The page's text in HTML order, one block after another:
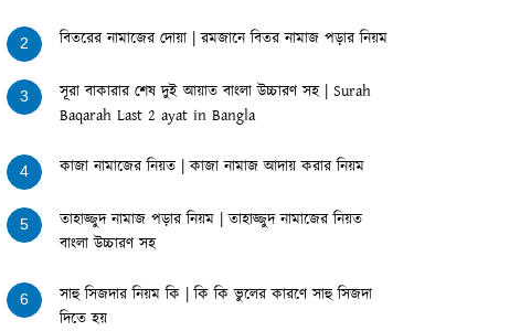
2 বিতরের নামাজের দোয়া | রমজানে বিতর নামাজ পড়ার নিয়ম
3
সূরা বাকারার শেষ দুই আয়াত বাংলা উচ্চারণ সহ | Surah
Baqarah Last 2 ayat in Bangla
4 কাজা নামাজের নিয়ত | কাজা নামাজ আদায় করার নিয়ম
5
তাহাজ্জুদ নামাজ পড়ার নিয়ম | তাহাজ্জুদ নামাজের নিয়ত
বাংলা উচ্চারণ সহ
6
সাহু সিজদার নিয়ম কি | কি কি ভুলের কারণে সাহু সিজদা
দিতে হয়